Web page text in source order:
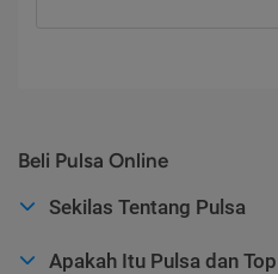
Beli Pulsa Online
Sekilas Tentang Pulsa
Apakah Itu Pulsa dan